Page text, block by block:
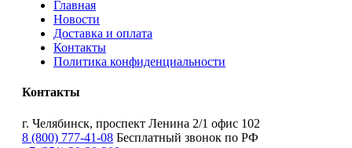
Главная
Новости
Доставка и оплата
Контакты
Политика конфиденциальности
Контакты
г. Челябинск, проспект Ленина 2/1 офис 102
8 (800) 777-41-08 Бесплатный звонок по РФ